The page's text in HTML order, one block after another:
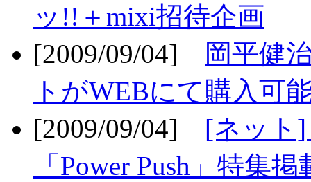
ッ!!＋mixi招待企画
[2009/09/04]
岡平健
トがWEBにて購入可
[2009/09/04] [ネット]
「Power Push」特集